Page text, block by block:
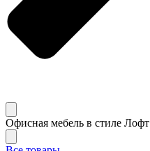
Офисная мебель в стиле Лофт